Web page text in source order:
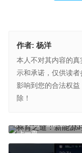
作者: 杨洋
本人不对其内容的
示和承诺，仅供读
影响到您的合法权
除！
上一篇
林肯之道：新能源时代